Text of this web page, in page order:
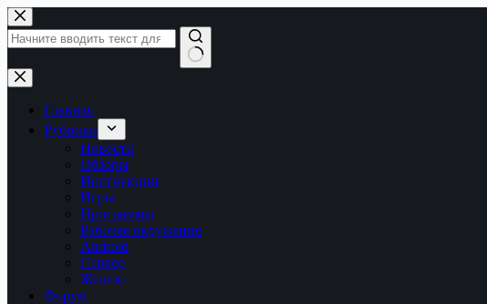
Перейти
к
сути
Ничего
не
найденоГлавная
Рубрики
Новости
Обзоры
Инструкции
Игры
Программы
Рабочее окружение
Android
Сервер
Железо
Форум